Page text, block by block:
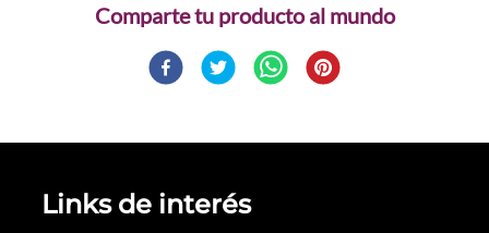
Comparte
Links de interés